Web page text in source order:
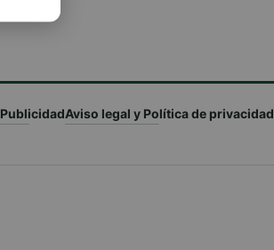
PublicidadAviso legal y Política de privacidad